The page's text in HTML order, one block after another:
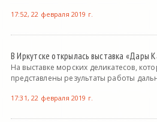
17:52, 22 февраля 2019 г.
В Иркутске открылась выставка «Дары
На выставке морских деликатесов,
представлены результаты работы
17:31, 22 февраля 2019 г.